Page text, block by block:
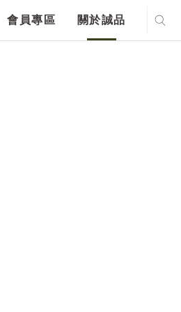
會員專區 關於誠品